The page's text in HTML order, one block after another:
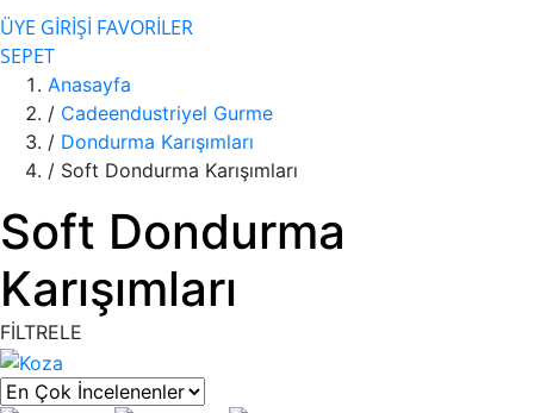
ÜYE GİRİŞİ FAVORİLER
SEPET
Anasayfa
/ Cadeendustriyel Gurme
/ Dondurma Karışımları
/ Soft Dondurma Karışımları
Soft Dondurma
Karışımları
FİLTRELE